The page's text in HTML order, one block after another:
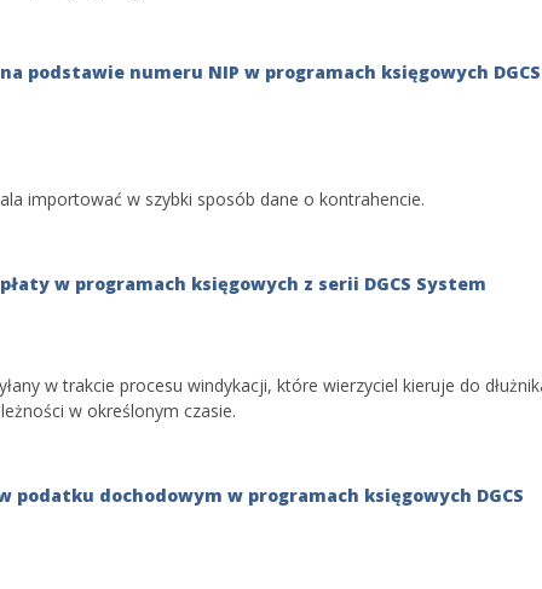
podstawie numeru NIP w programach księgowych DGCS
importować w szybki sposób dane o kontrahencie.
w programach księgowych z serii DGCS System
w trakcie procesu windykacji, które wierzyciel kieruje do
w określonym czasie.
podatku dochodowym w programach księgowych DGCS